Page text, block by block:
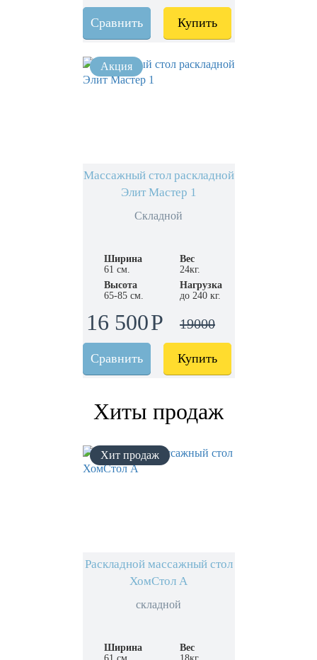
Сравнить Купить
Массажный стол раскладной
Элит Мастер 1
Складной
Ширина
61 см.
Вес
24кг.
Высота
65-85 см.
Нагрузка
до 240 кг.
16 500 19000
Сравнить Купить
Хиты продаж
Раскладной массажный стол
ХомСтол А
складной
Ширина
Вес